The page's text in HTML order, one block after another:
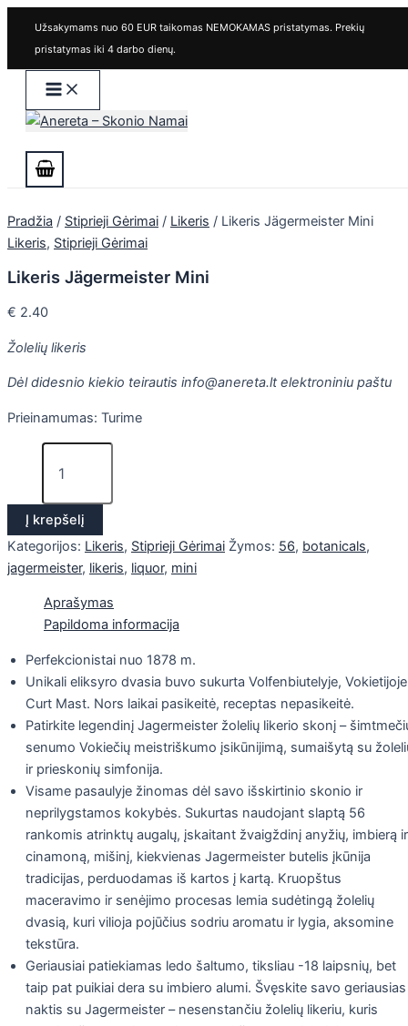
Pereiti
turinio
Užsakymams nuo 60 EUR taikomas NEMOKAMAS pristatymas. Prekių
pristatymas iki 4 darbo dienų.
Main
Pradžia / Stiprieji Gėrimai / Likeris / Likeris Jägermeister Mini
Likeris, Stiprieji Gėrimai
Likeris Jägermeister Mini
€ 2.40
Žolelių likeris
Dėl didesnio kiekio teirautis info@anereta.lt elektroniniu paštu
Prieinamumas: Turime
produkto
kiekis:
Likeris
Į krepšelį
Kategorijos: Likeris, Stiprieji Gėrimai Žymos: 56, botanicals,
jagermeister, likeris, liquor, mini
Aprašymas
Papildoma informacija
Perfekcionistai nuo 1878 m.
Unikali eliksyro dvasia buvo sukurta Volfenbiutelyje,
Curt Mast. Nors laikai pasikeitė, receptas nepasikeitė.
Patirkite legendinį Jagermeister žolelių likerio skonį –
senumo Vokiečių meistriškumo įsikūnijimą, sumaišytą su
ir prieskonių simfonija.
Visame pasaulyje žinomas dėl savo išskirtinio skonio ir
neprilygstamos kokybės. Sukurtas naudojant slaptą 56
rankomis atrinktų augalų, įskaitant žvaigždinį anyžių, imbierą ir
cinamoną, mišinį, kiekvienas Jagermeister butelis įkūnija
tradicijas, perduodamas iš kartos į kartą. Kruopštus
maceravimo ir senėjimo procesas lemia sudėtingą žolelių
dvasią, kuri vilioja pojūčius sodriu aromatu ir lygia, aksomine
tekstūra.
Geriausiai patiekiamas ledo šaltumo, tiksliau -18 laipsnių, bet
taip pat puikiai dera su imbiero alumi. Švęskite savo geriausias
naktis su Jagermeister – nesenstančiu žolelių likeriu, kuris